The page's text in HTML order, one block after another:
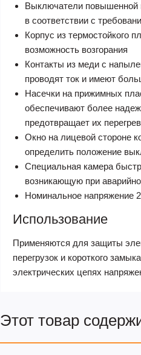
Выключатели повышенной
в соответствии с
Корпус из термостойкого
возможность возгорания
Контакты из меди с
проводят ток и имеют
Насечки на прижимных
обеспечивают более
предотвращает их
Окно на лицевой стороне
определить положение
Специальная камера
возникающую при
Номинальное напряжение
Использование
Применяются для защиты
перегрузок и короткого
электрических цепях
Этот товар